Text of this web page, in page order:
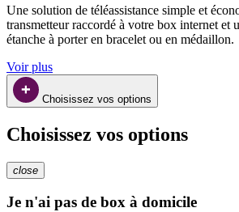
Une solution de téléassistance simple et
transmetteur raccordé à votre box internet et
étanche à porter en bracelet ou en médaillon.
Voir plus
Choisissez vos options
Choisissez vos options
close
Je n'ai pas de box à domicile